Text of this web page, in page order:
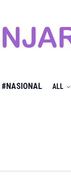
#NASIONAL ALL